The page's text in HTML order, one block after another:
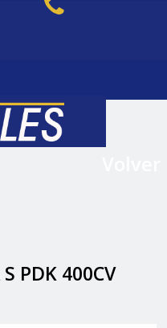
PDK 400CV